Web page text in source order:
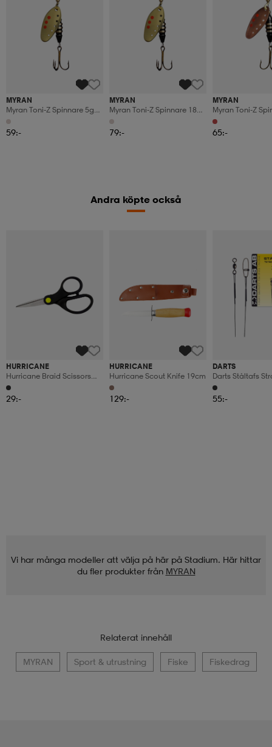
MYRAN
Myran Toni-Z Spinnare 5g
Guld
59:-
MYRAN
Myran Toni-Z Spinnare 18g
Guld
79:-
MYRAN
Myran Toni-Z
Koppar
65:-
Andra köpte också
HURRICANE
Hurricane Braid Scissors
13cm
29:-
HURRICANE
Hurricane Scout Knife 19cm
129:-
DARTS
Darts Ståltafs
15cm
55:-
Vi har många modeller att välja på här på Stadium. Här hittar
du fler produkter från MYRAN
Relaterat innehåll
MYRAN Sport & utrustning Fiske Fiskedrag